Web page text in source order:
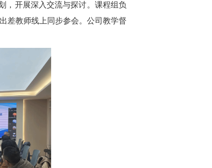
，开展深入交流与探讨。课程组负
差教师线上同步参会。公司教学督